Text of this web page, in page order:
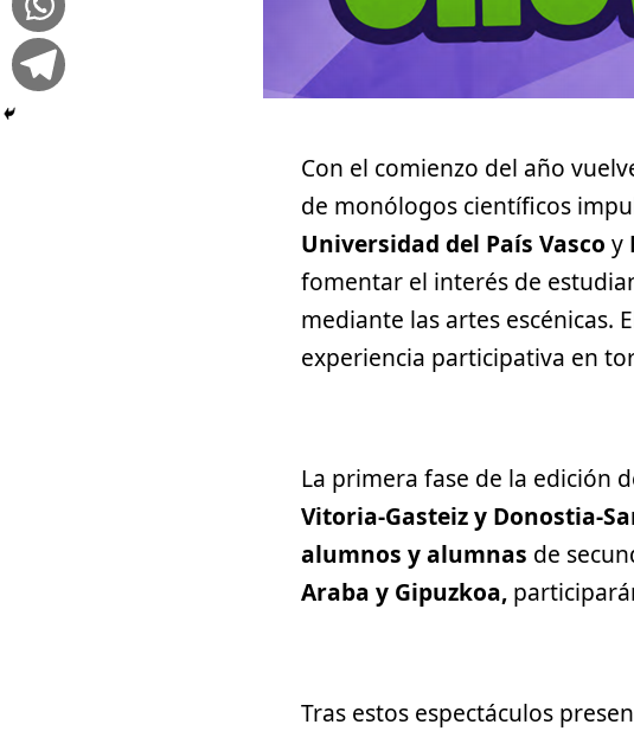
Con el comienzo del año
de monólogos científicos
Universidad del País Vasco y
fomentar el interés de
mediante las artes
experiencia participativa en
La primera fase de la edición
Vitoria-Gasteiz y Donostia-
alumnos y alumnas de
Araba y Gipuzkoa,
Tras estos espectáculos